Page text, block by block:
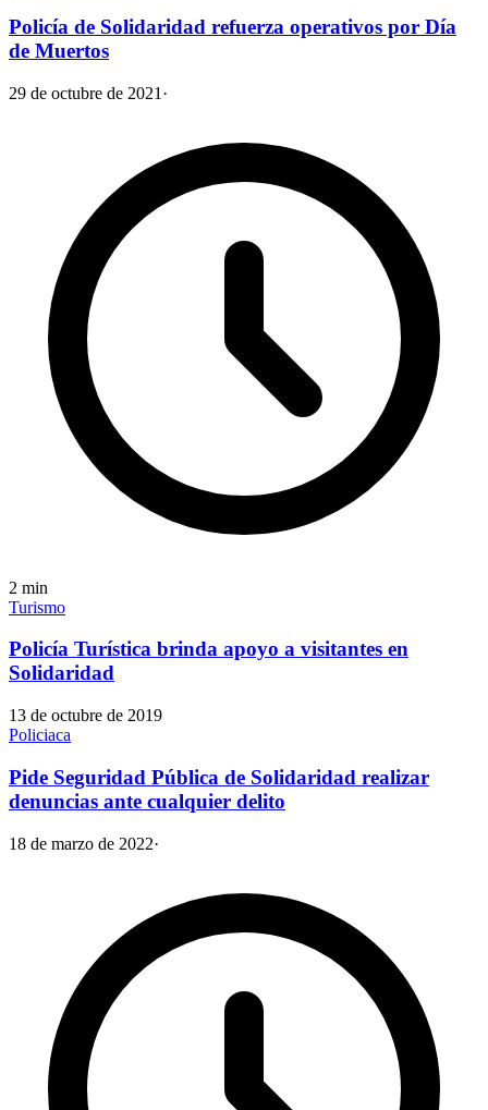
Policía de Solidaridad refuerza operativos por Día
de Muertos
29 de octubre de 2021 ·
2 min
Turismo
Policía Turística brinda apoyo a visitantes en
Solidaridad
13 de octubre de 2019
Policiaca
Pide Seguridad Pública de Solidaridad realizar
denuncias ante cualquier delito
18 de marzo de 2022·